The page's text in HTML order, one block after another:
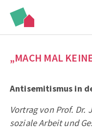
„MACH MAL
Antisemitismus in
Vortrag von Prof. Dr.
soziale Arbeit und